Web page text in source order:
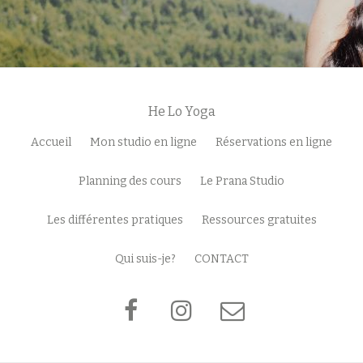
He Lo Yoga
Menu
secondaire
Accueil Mon studio en ligne Réservations en ligne
Planning des cours Le Prana Studio
Les différentes pratiques Ressources gratuites
Qui suis-je? CONTACT
fa-
fa-
fa-